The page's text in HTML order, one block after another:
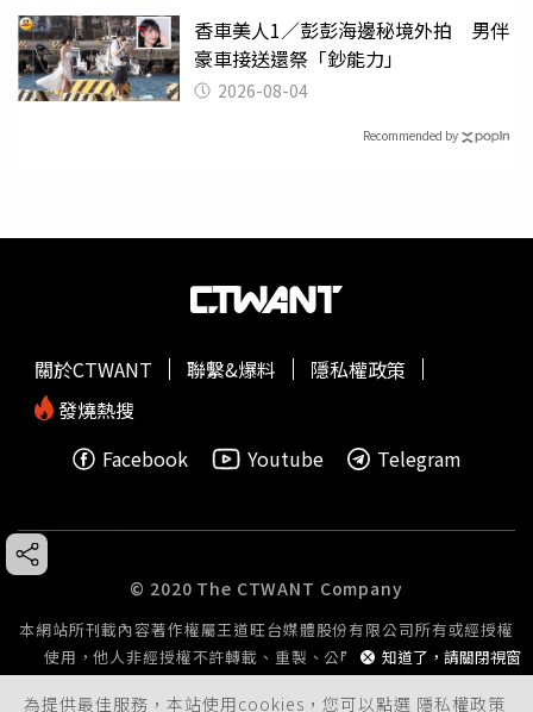
香車美人1／彭彭海邊秘境外拍 男伴
豪車接送還祭「鈔能力」
2026-08-04
Recommended by
為提供最佳服務，本站使用cookies，您可以點選 隱私權政策
知道了，請關閉視窗
關於CTWANT 聯繫&爆料
隱私權政策
發燒熱搜
Facebook
Youtube Telegram
© 2020 The CTWANT Company
本網站所刊載內容著作權屬王道旺台媒體股份有限公司所有或經授權
使用，他人非經授權不許轉載、重製、公開播送或公開傳輸。